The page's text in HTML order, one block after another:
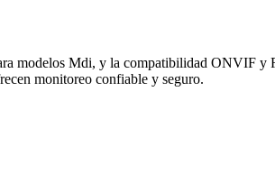
modelos Mdi, y la compatibilidad ONVIF y
monitoreo confiable y seguro.